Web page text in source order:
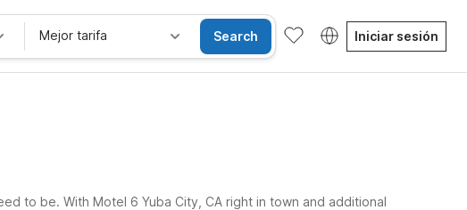
Mejor tarifa Search Iniciar sesión
to be. With Motel 6 Yuba City, CA right in town and additional